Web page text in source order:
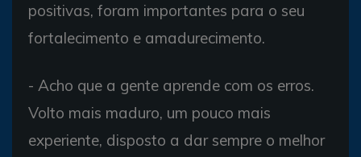
positivas, foram importantes para o seu
fortalecimento e amadurecimento.
- Acho que a gente aprende com os erros.
Volto mais maduro, um pouco mais
experiente, disposto a dar sempre o melhor